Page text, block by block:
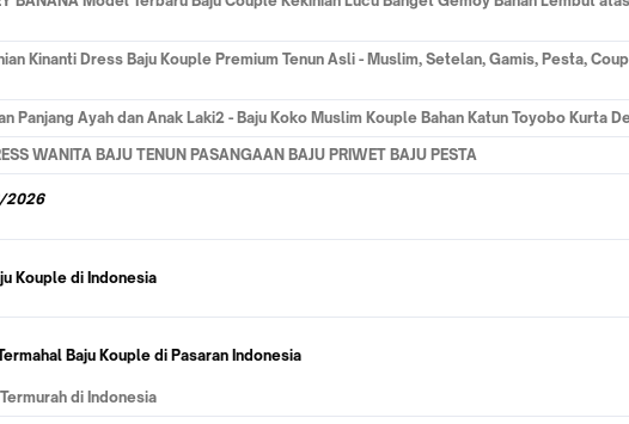
Kinanti Dress Baju Kouple Premium Tenun Asli - Muslim, Setelan, Gamis, Pesta,
Panjang Ayah dan Anak Laki2 - Baju Koko Muslim Kouple Bahan Katun Toyobo Kurta
WANITA BAJU TENUN PASANGAAN BAJU PRIWET BAJU PESTA
2026
Kouple di Indonesia
Baju Kouple di Pasaran Indonesia
di Indonesia